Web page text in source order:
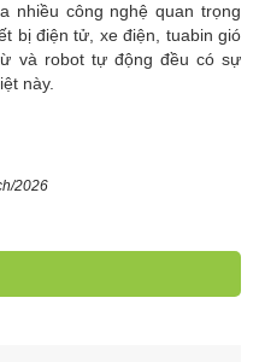
nhiều công nghệ quan trọng
bị điện tử, xe điện, tuabin gió
và robot tự động đều có sự
này.
2026